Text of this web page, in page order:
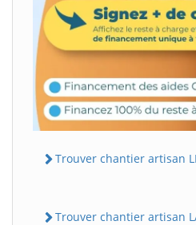
Trouver chantier artisan
Trouver chantier artisan